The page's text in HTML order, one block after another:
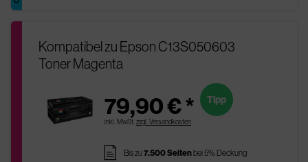
Kompatibel zu Epson C13S050603
Toner Magenta
79,90 € *
inkl. MwSt. zzgl. Versandkosten
Tipp
pages Bis zu7.500 Seitenbei 5% Deckung